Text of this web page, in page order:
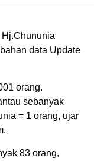
data Update
orang.
sebanyak
= 1 orang, ujar
83 orang,